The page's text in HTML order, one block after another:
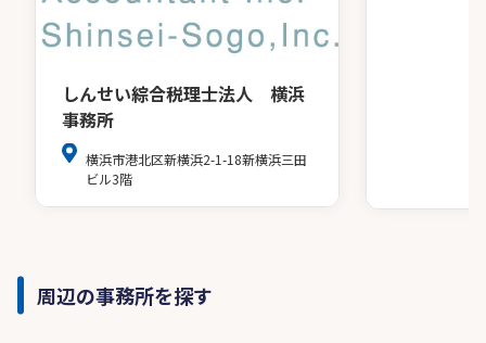
しんせい綜合税理士法人 横浜
事務所
横浜市港北区新横浜2-1-18新横浜三田
ビル3階
周辺の事務所を探す